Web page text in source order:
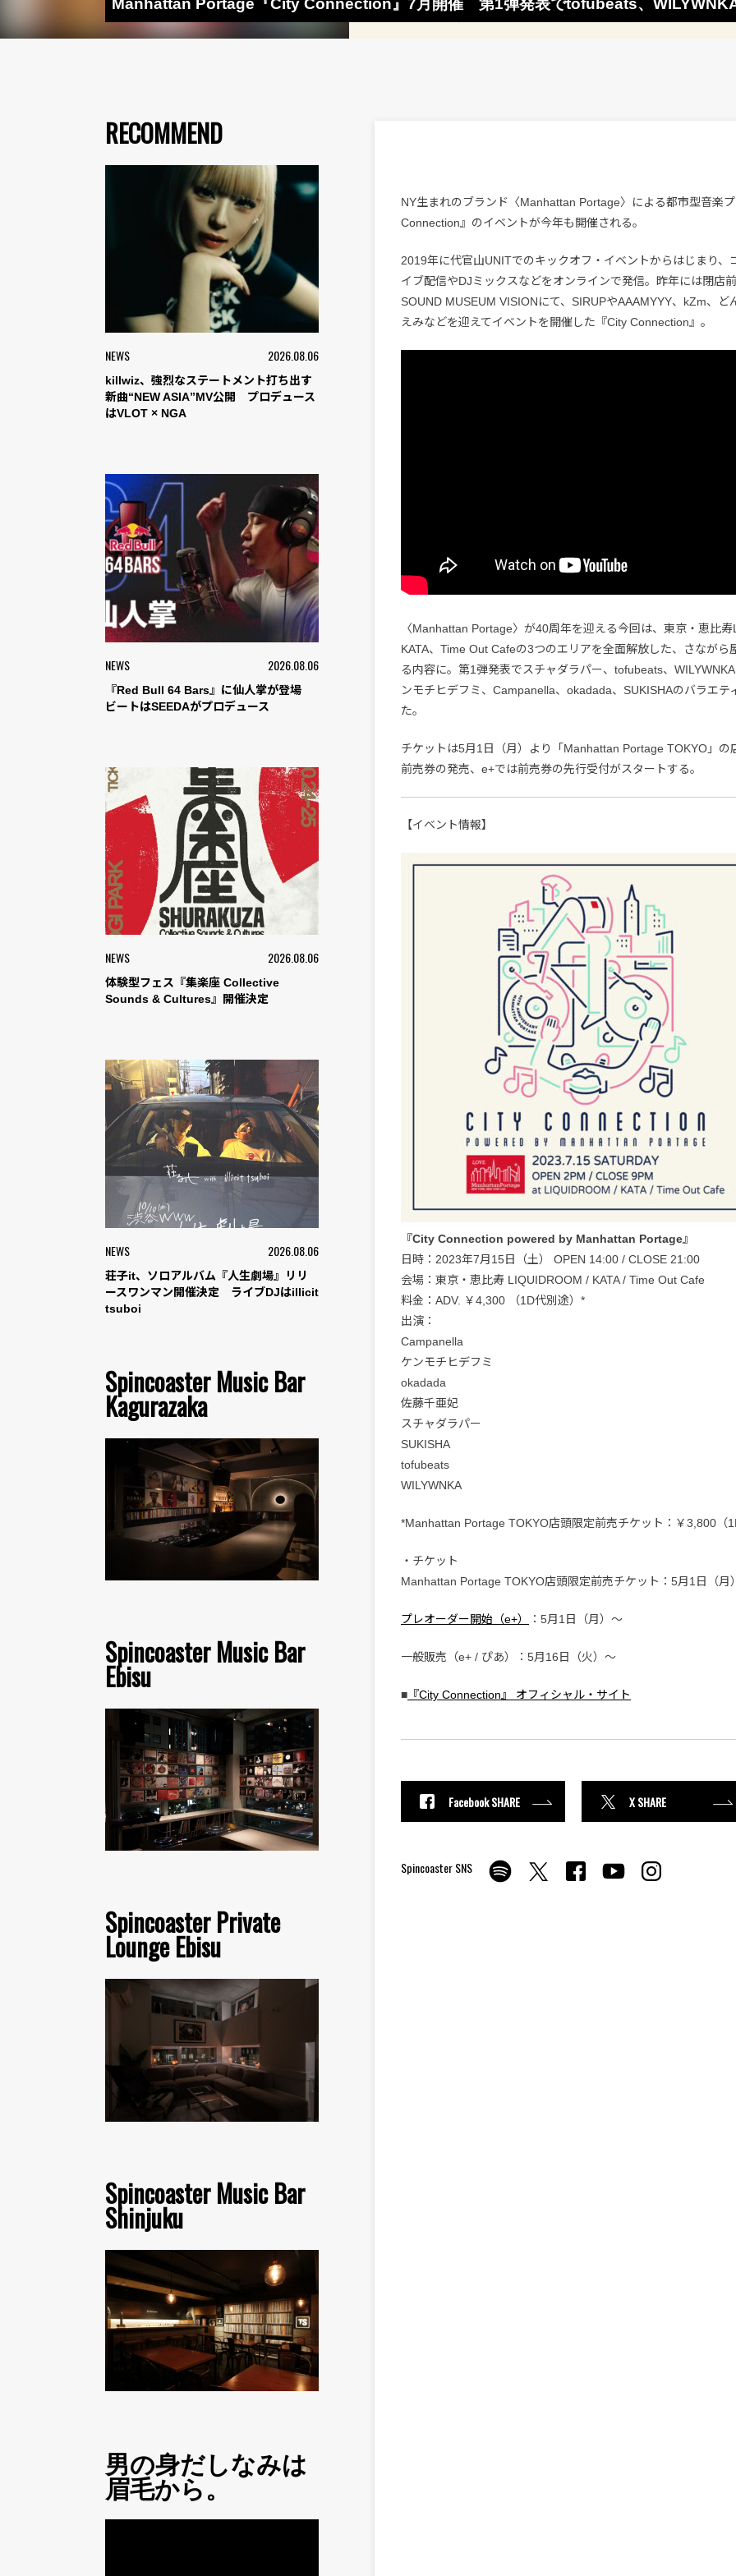
Manhattan Portage『City Connection』7月開催 第1弾発表でtofubeats、
RECOMMEND
NEWS 2026.08.06
killwiz、強烈なステートメント打ち出す
新曲“NEW ASIA”MV公開 プロデュース
はVLOT × NGA
NEWS 2026.08.06
『Red Bull 64 Bars』に仙人掌が登場
ビートはSEEDAがプロデュース
NEWS 2026.08.06
体験型フェス『集楽座 Collective
Sounds & Cultures』開催決定
NEWS 2026.08.06
荘子it、ソロアルバム『人生劇場』リリ
ースワンマン開催決定 ライブDJはillicit
tsuboi
Spincoaster Music Bar
Kagurazaka
Spincoaster Music Bar
Ebisu
Spincoaster Private
Lounge Ebisu
Spincoaster Music Bar
Shinjuku
男の身だしなみは
眉毛から。
NY生まれのブランド〈Manhattan Portage〉による都市型音楽
Connection』のイベントが今年も開催される。
2019年に代官山UNITでのキックオフ・イベントからはじまり、
イブ配信やDJミックスなどをオンラインで発信。昨年には閉店
SOUND MUSEUM VISIONにて、SIRUPやAAAMYYY、kZm、ど
えみなどを迎えてイベントを開催した『City Connection』。
〈Manhattan Portage〉が40周年を迎える今回は、東京・恵比寿
KATA、Time Out Cafeの3つのエリアを全面解放した、さながら
る内容に。第1弾発表でスチャダラパー、tofubeats、
ンモチヒデフミ、Campanella、okadada、SUKISHAのバラエテ
た。
チケットは5月1日（月）より「Manhattan Portage TOKYO」の
前売券の発売、e+では前売券の先行受付がスタートする。
【イベント情報】
『City Connection powered by Manhattan Portage』
日時：2023年7月15日（土） OPEN 14:00 / CLOSE 21:00
会場：東京・恵比寿 LIQUIDROOM / KATA / Time Out Cafe
料金：ADV. ￥4,300 （1D代別途）*
出演：
Campanella
ケンモチヒデフミ
okadada
佐藤千亜妃
スチャダラパー
SUKISHA
tofubeats
WILYWNKA
*Manhattan Portage TOKYO店頭限定前売チケット：￥3,800（
・チケット
Manhattan Portage TOKYO店頭限定前売チケット：5月1日（月
プレオーダー開始（e+） ：5月1日（月）〜
一般販売（e+ / ぴあ）：5月16日（火）〜
■ 『City Connection』 オフィシャル・サイト
Facebook SHARE X SHARE
Spincoaster SNS